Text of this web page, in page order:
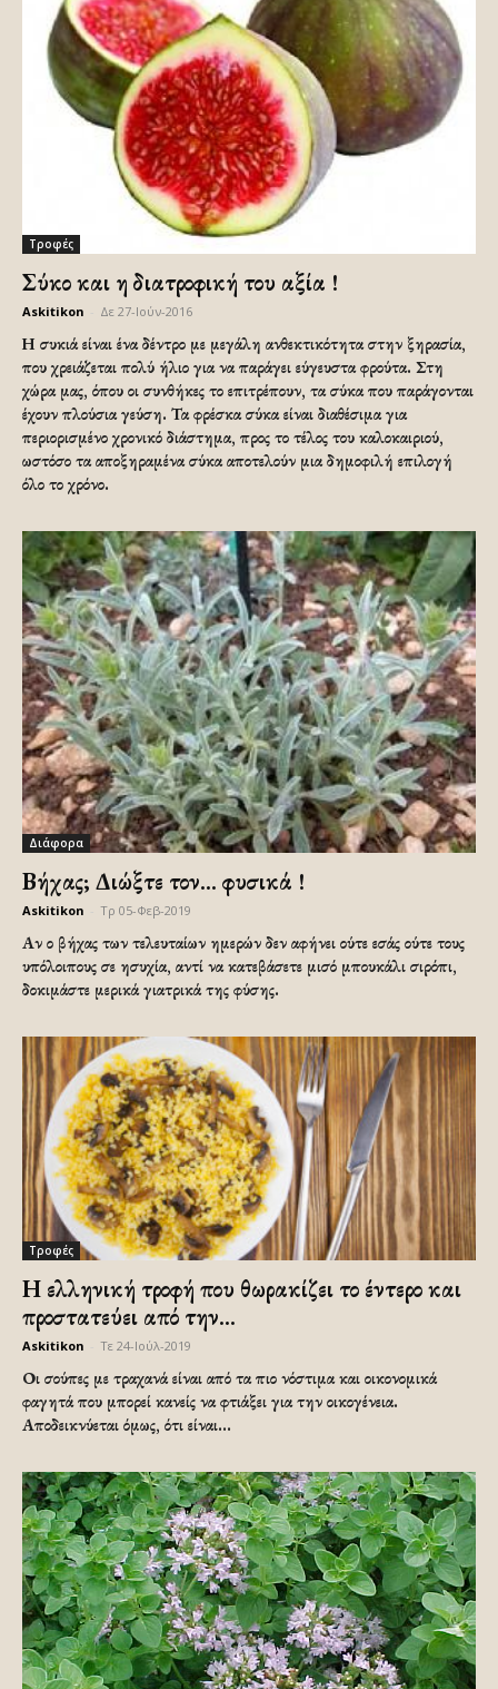
Τροφές
Σύκο και η διατροφική του αξία !
Askitikon Δε 27-Ιούν-2016
Η συκιά είναι ένα δέντρο με μεγάλη ανθεκτικότητα στην ξηρασία,
που χρειάζεται πολύ ήλιο για να παράγει εύγευστα φρούτα. Στη
χώρα μας, όπου οι συνθήκες το επιτρέπουν, τα σύκα που παράγονται
έχουν πλούσια γεύση. Τα φρέσκα σύκα είναι διαθέσιμα για
περιορισμένο χρονικό διάστημα, προς το τέλος του καλοκαιριού,
ωστόσο τα αποξηραμένα σύκα αποτελούν μια δημοφιλή επιλογή
όλο το χρόνο.
Διάφορα
Βήχας; Διώξτε τον… φυσικά !
Askitikon Τρ 05-Φεβ-2019
Αν ο βήχας των τελευταίων ημερών δεν αφήνει ούτε εσάς ούτε τους
υπόλοιπους σε ησυχία, αντί να κατεβάσετε μισό μπουκάλι σιρόπι,
δοκιμάστε μερικά γιατρικά της φύσης.
Τροφές
Η ελληνική τροφή που θωρακίζει το έντερο και
προστατεύει από την...
Askitikon Τε 24-Ιούλ-2019
Οι σούπες με τραχανά είναι από τα πιο νόστιμα και οικονομικά
φαγητά που μπορεί κανείς να φτιάξει για την οικογένεια.
Αποδεικνύεται όμως, ότι είναι...